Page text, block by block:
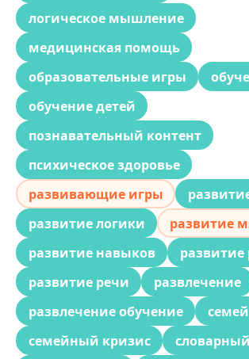
логическое мышление
медицинская помощь
образовательные игры
обучение детей
познавательный контент
психическое здоровье
развивающие игры
развитие логики
развитие
развитие навыков
развитие
развитие речи
развлечение
развлечение обучение
семейный кризис